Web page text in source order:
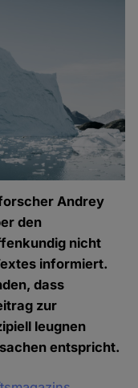
Andrey
den
nicht
informiert.
dass
zur
leugnen
entspricht.